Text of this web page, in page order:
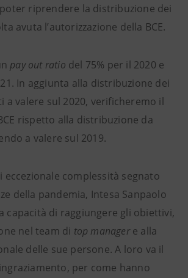
riprendere la distribuzione dei
avuta l’autorizzazione della BCE.
pay out ratio del 75% per il 2020 e
In aggiunta alla distribuzione dei
a valere sul 2020, verificheremo il
rispetto alla distribuzione da
a valere sul 2019.
eccezionale complessità segnato
della pandemia, Intesa Sanpaolo
capacità di raggiungere gli obiettivi,
nel team di top managere alla
delle sue persone. A loro va il
per come hanno